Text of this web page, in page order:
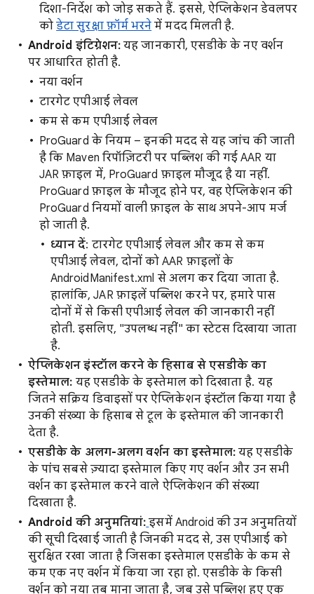
दिशा-निर्देश को जोड़ सकते हैं. इससे, ऐप्लिकेशन डेवलपर
कोडेटा सुरक्षा फ़ॉर्म भरने में मदद मिलती है.
Android इंटिग्रेशन: यह जानकारी, एसडीके के नए वर्शन
पर आधारित होती है.
नया वर्शन
टारगेट एपीआई लेवल
कम से कम एपीआई लेवल
ProGuard के नियम – इनकी मदद से यह जांच की जाती
है कि Maven रिपॉज़िटरी पर पब्लिश की गई AAR या
JAR फ़ाइल में, ProGuard फ़ाइल मौजूद है या नहीं.
ProGuard फ़ाइल के मौजूद होने पर, वह ऐप्लिकेशन की
ProGuard नियमों वाली फ़ाइल के साथ अपने-आप मर्ज
हो जाती है.
ध्यान दें: टारगेट एपीआई लेवल और कम से कम
एपीआई लेवल, दोनों को AAR फ़ाइलों के
AndroidManifest.xml से अलग कर दिया जाता है.
हालांकि, JAR फ़ाइलें पब्लिश करने पर, हमारे पास
दोनों में से किसी एपीआई लेवल की जानकारी नहीं
होती. इसलिए, "उपलब्ध नहीं" का स्टेटस दिखाया जाता
है.
ऐप्लिकेशन इंस्टॉल करने के हिसाब से एसडीके का
इस्तेमाल: यह एसडीके के इस्तेमाल को दिखाता है. यह
जितने सक्रिय डिवाइसों पर ऐप्लिकेशन इंस्टॉल किया गया है
उनकी संख्या के हिसाब से टूल के इस्तेमाल की जानकारी
देता है.
एसडीके के अलग-अलग वर्शन का इस्तेमाल: यह एसडीके
के पांच सबसे ज़्यादा इस्तेमाल किए गए वर्शन और उन सभी
वर्शन का इस्तेमाल करने वाले ऐप्लिकेशन की संख्या
दिखाता है.
Android की अनुमतियां: इसमें Android की उन अनुमतियों
की सूची दिखाई जाती है जिनकी मदद से, उस एपीआई को
सुरक्षित रखा जाता है जिसका इस्तेमाल एसडीके के कम से
कम एक नए वर्शन में किया जा रहा हो. एसडीके के किसी
वर्शन को नया तब माना जाता है, जब उसे पब्लिश हुए एक